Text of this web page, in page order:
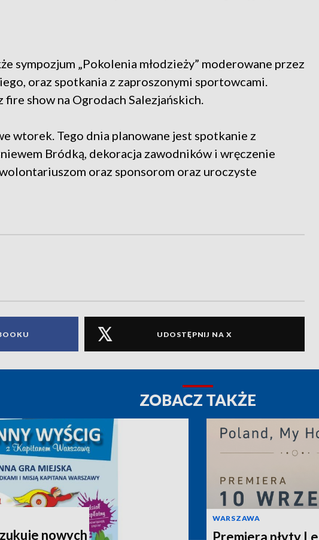
sympozjum „Pokolenia młodzieży” moderowane przez
oraz spotkania z zaproszonymi sportowcami.
fire show na Ogrodach Salezjańskich.
wtorek. Tego dnia planowane jest spotkanie z
Bródką, dekoracja zawodników i wręczenie
oraz sponsorom oraz uroczyste
UDOSTĘPNIJ NA X
ZOBACZ TAKŻE
nowych
WARSZAWA
Premiera płyty